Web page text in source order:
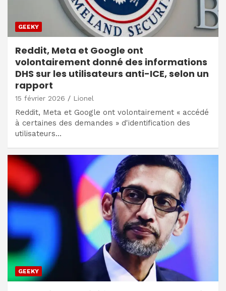
GEEKY
Reddit, Meta et Google ont
volontairement donné des informations
DHS sur les utilisateurs anti-ICE, selon un
rapport
15 février 2026 Lionel
Reddit, Meta et Google ont volontairement « accédé
à certaines des demandes » d'identification des
utilisateurs…
GEEKY